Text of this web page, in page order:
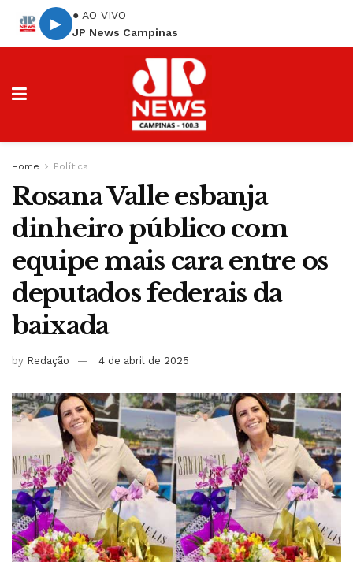
▶
● AO VIVO
JP News Campinas
Home Política
Rosana Valle esbanja
dinheiro público com
equipe mais cara entre os
deputados federais da
baixada
by Redação 4 de abril de 2025